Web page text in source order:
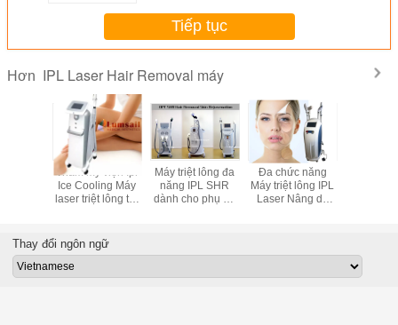
Tiếp tục
Hơn IPL Laser Hair Removal máy
Thẩm mỹ viện Ipl
Ice Cooling Máy
laser triệt lông trẻ
Máy triệt lông đa
năng IPL SHR
dành cho phụ nữ
Đa chức năng
Máy triệt lông IPL
Laser Nâng da
Thay đổi ngôn ngữ